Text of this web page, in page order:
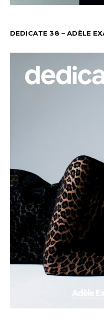
DEDICATE 38 – ADÈLE